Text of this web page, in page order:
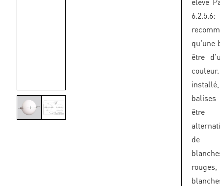
qu'une
être
être
de